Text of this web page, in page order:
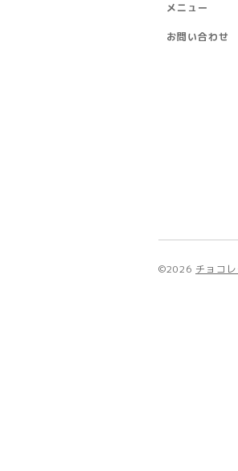
メニュー
お問い合わせ
©2026 チョコ